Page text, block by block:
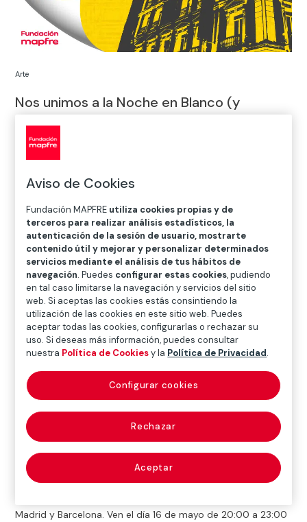
Nos unimos a la Noche en Blanco (y
Amarillo)
Arte
Con motivo de la visita del Papa León XIV, los museos de
Madrid abren sus puertas, de manera gratuita, la noche del 6
vez más, nuestro compromiso con la cultura y el encuentro.
Mil razones para acercarte a nuestras
salas
Arte
Madrid y Barcelona. Ven el día 16 de mayo de 20:00 a 23:00
Aviso de Cookies
Fundación MAPFRE utiliza cookies propias y de
terceros para realizar análisis estadísticos, la
autenticación de la sesión de usuario, mostrarte
contenido útil y mejorar y personalizar determinados
servicios mediante el análisis de tus hábitos de
navegación. Puedes configurar estas cookies, pudiendo
en tal caso limitarse la navegación y servicios del sitio
web. Si aceptas las cookies estás consintiendo la
utilización de las cookies en este sitio web. Puedes
aceptar todas las cookies, configurarlas o rechazar su
uso. Si deseas más información, puedes consultar
nuestra Política de Cookiesy la Política de Privacidad.
Rechazar
Aceptar
Configurar cookies